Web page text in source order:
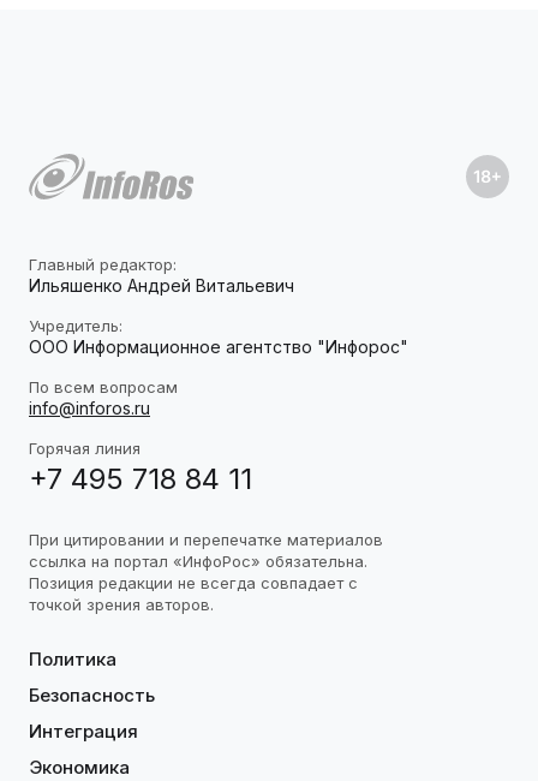
Главный редактор:
Ильяшенко Андрей Витальевич
Учредитель:
ООО Информационное агентство "Инфорос"
По всем вопросам
info@inforos.ru
Горячая линия
+7 495 718 84 11
При цитировании и перепечатке материалов
ссылка на портал «ИнфоРос» обязательна.
Позиция редакции не всегда совпадает с
точкой зрения авторов.
Политика
Безопасность
Интеграция
Экономика